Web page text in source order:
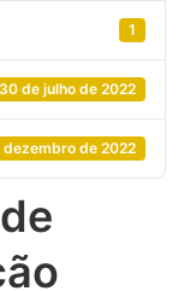
1
30 de julho de 2022
dezembro de 2022